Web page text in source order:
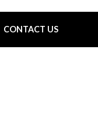
CONTACT US